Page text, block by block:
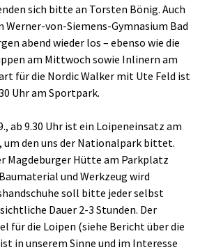
sich bitte an Torsten Bönig. Auch
von-Siemens-Gymnasium Bad
abend wieder los – ebenso wie die
am Mittwoch sowie Inlinern am
für die Nordic Walker mit Ute Feld ist
Uhr am Sportpark.
ab 9.30 Uhr ist ein Loipeneinsatz am
um den uns der Nationalpark bittet.
Magdeburger Hütte am Parkplatz
und Werkzeug wird
soll bitte jeder selbst
Dauer 2-3 Stunden. Der
für die Loipen (siehe Bericht über die
in unserem Sinne und im Interesse